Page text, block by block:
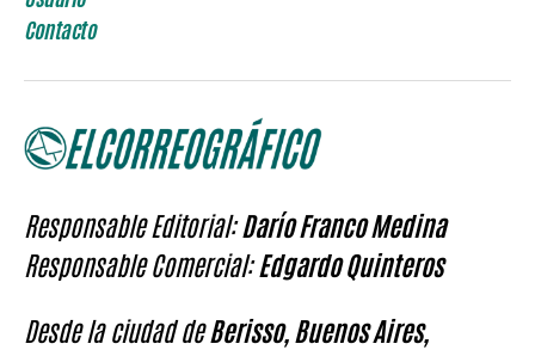
Contacto
Responsable Editorial:Darío Franco Medina
Responsable Comercial:Edgardo Quinteros
Desde la ciudad deBerisso, Buenos Aires,